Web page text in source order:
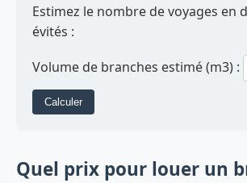
Estimez le nombre de voyages en
évités :
Volume de branches estimé (m3) :
Calculer
Quel prix pour louer un